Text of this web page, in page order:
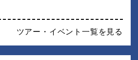
ツアー・イベント一覧を見る